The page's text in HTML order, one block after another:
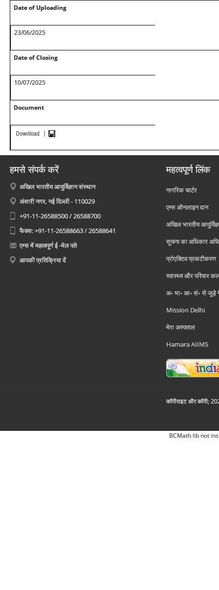
Date of Uploading
23/06/2025
Date of Closing
10/07/2025
Document
हमसे संपर्क करें
अखिल भारतीय आयुर्विज्ञान संस्थान
अंसारी नगर, नई दिल्ली - 110029
+91-11-26588500 / 26588700
फैक्स: +91-11-26588663 / 26588641
एम्स में महत्वपूर्ण ई -मेल पते
आपकी प्रतिक्रिया दें
महत्वपूर्ण लिंक
नागरिक चार्टर
एम्स ऑनलाइन दान
अखिल भारतीय
सूचना का अधिकार
प्रोएक्टिव प्रकटीकरण
स्वास्थ्य और परिवार
अ॰ भा॰ आ॰ सं॰ से जुड़े
Mission Delhi
मेरा अस्पताल
Hamara AIIMS
कॉपीराइट और कॉपी;
BCMath lib not